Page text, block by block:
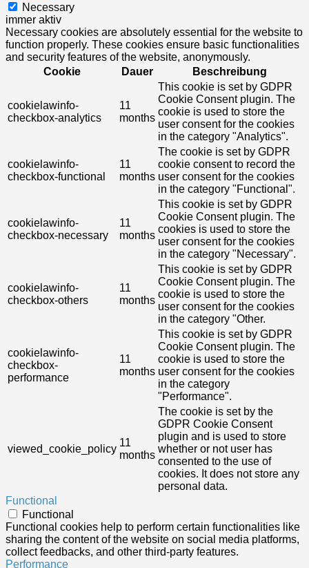
Necessary
immer aktiv
Necessary cookies are absolutely essential for the website to
function properly. These cookies ensure basic functionalities
and security features of the website, anonymously.
Cookie
Dauer Beschreibung
cookielawinfo-
checkbox-analytics
11
months
This cookie is set by GDPR
Cookie Consent plugin. The
cookie is used to store the
user consent for the cookies
in the category "Analytics".
cookielawinfo-
checkbox-functional
11
months
The cookie is set by GDPR
cookie consent to record the
user consent for the cookies
in the category "Functional".
cookielawinfo-
checkbox-necessary
11
months
This cookie is set by GDPR
Cookie Consent plugin. The
cookies is used to store the
user consent for the cookies
in the category "Necessary".
cookielawinfo-
checkbox-others
11
months
This cookie is set by GDPR
Cookie Consent plugin. The
cookie is used to store the
user consent for the cookies
in the category "Other.
cookielawinfo-
checkbox-
performance
11
months
This cookie is set by GDPR
Cookie Consent plugin. The
cookie is used to store the
user consent for the cookies
in the category
"Performance".
viewed_cookie_policy
11
months
The cookie is set by the
GDPR Cookie Consent
plugin and is used to store
whether or not user has
consented to the use of
cookies. It does not store any
personal data.
Functional
Functional
Functional cookies help to perform certain functionalities like
sharing the content of the website on social media platforms,
collect feedbacks, and other third-party features.
Performance